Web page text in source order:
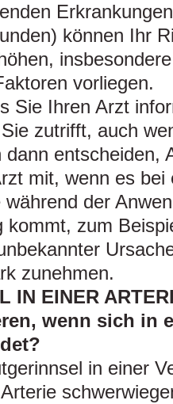
können Ihr
vorliegen.
Sie Ihren Arzt
zutrifft, auch
entscheiden,
mit, wenn es bei
der
kommt, zum
zunehmen.
IN EINER
wenn sich in
in einer